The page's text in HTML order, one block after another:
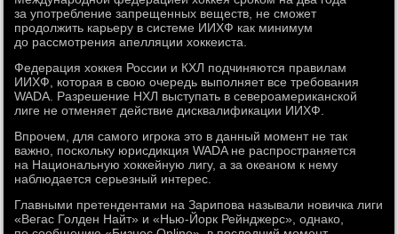
за употребление запрещенных веществ, не сможет
продолжить карьеру в системе ИИХФ как минимум
до рассмотрения апелляции хоккеиста.
Федерация хоккея России и КХЛ подчиняются правилам
ИИХФ, которая в свою очередь выполняет все требования
WADA. Разрешение НХЛ выступать в североамериканской
лиге не отменяет действие дисквалификации ИИХФ.
Впрочем, для самого игрока это в данный момент не так
важно, поскольку юрисдикция WADA не распространяется
на Национальную хоккейную лигу, а за океаном к нему
наблюдается серьезный интерес.
Главными претендентами на Зарипова называли новичка лиги
«Вегас Голден Найт» и «Нью-Йорк Рейнджерс», однако,